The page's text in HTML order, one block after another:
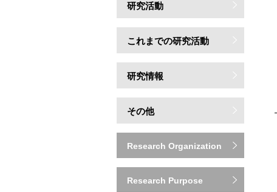
研究活動
これまでの研究活動
研究情報
その他
Research Organization
Research Purpose